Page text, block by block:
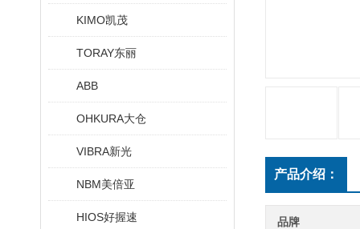
KIMO凯茂
TORAY东丽
ABB
OHKURA大仓
VIBRA新光
NBM美倍亚
HIOS好握速
产品介绍：
品牌